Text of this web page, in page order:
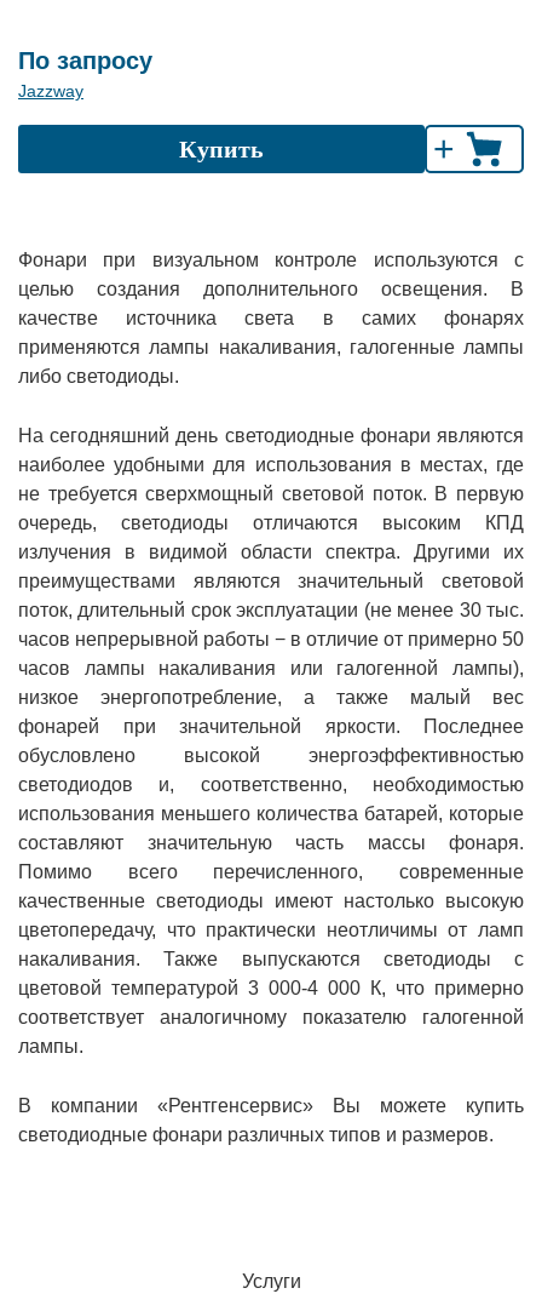
По запросу
Jazzway
Купить +
Фонари при визуальном контроле используются с
целью создания дополнительного освещения. В
качестве источника света в самих фонарях
применяются лампы накаливания, галогенные лампы
либо светодиоды.
На сегодняшний день светодиодные фонари являются
наиболее удобными для использования в местах, где
не требуется сверхмощный световой поток. В первую
очередь, светодиоды отличаются высоким КПД
излучения в видимой области спектра. Другими их
преимуществами являются значительный световой
поток, длительный срок эксплуатации (не менее 30 тыс.
часов непрерывной работы − в отличие от примерно 50
часов лампы накаливания или галогенной лампы),
низкое энергопотребление, а также малый вес
фонарей при значительной яркости. Последнее
обусловлено высокой энергоэффективностью
светодиодов и, соответственно, необходимостью
использования меньшего количества батарей, которые
составляют значительную часть массы фонаря.
Помимо всего перечисленного, современные
качественные светодиоды имеют настолько высокую
цветопередачу, что практически неотличимы от ламп
накаливания. Также выпускаются светодиоды с
цветовой температурой 3 000-4 000 К, что примерно
соответствует аналогичному показателю галогенной
лампы.
В компании «Рентгенсервис» Вы можете купить
светодиодные фонари различных типов и размеров.
Услуги